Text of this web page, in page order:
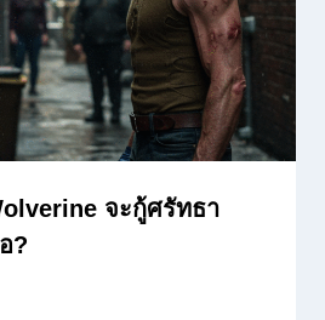
จะกู้ศรัทธา
?